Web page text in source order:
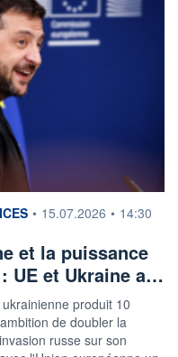
• 15.07.2026 • 14:30
et la puissance
UE et Ukraine a…
produit 10
de doubler la
russe sur son